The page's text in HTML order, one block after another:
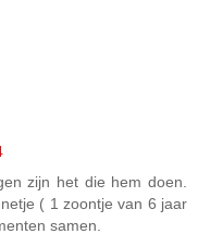
zijn het die hem doen.
( 1 zoontje van 6 jaar
samen.